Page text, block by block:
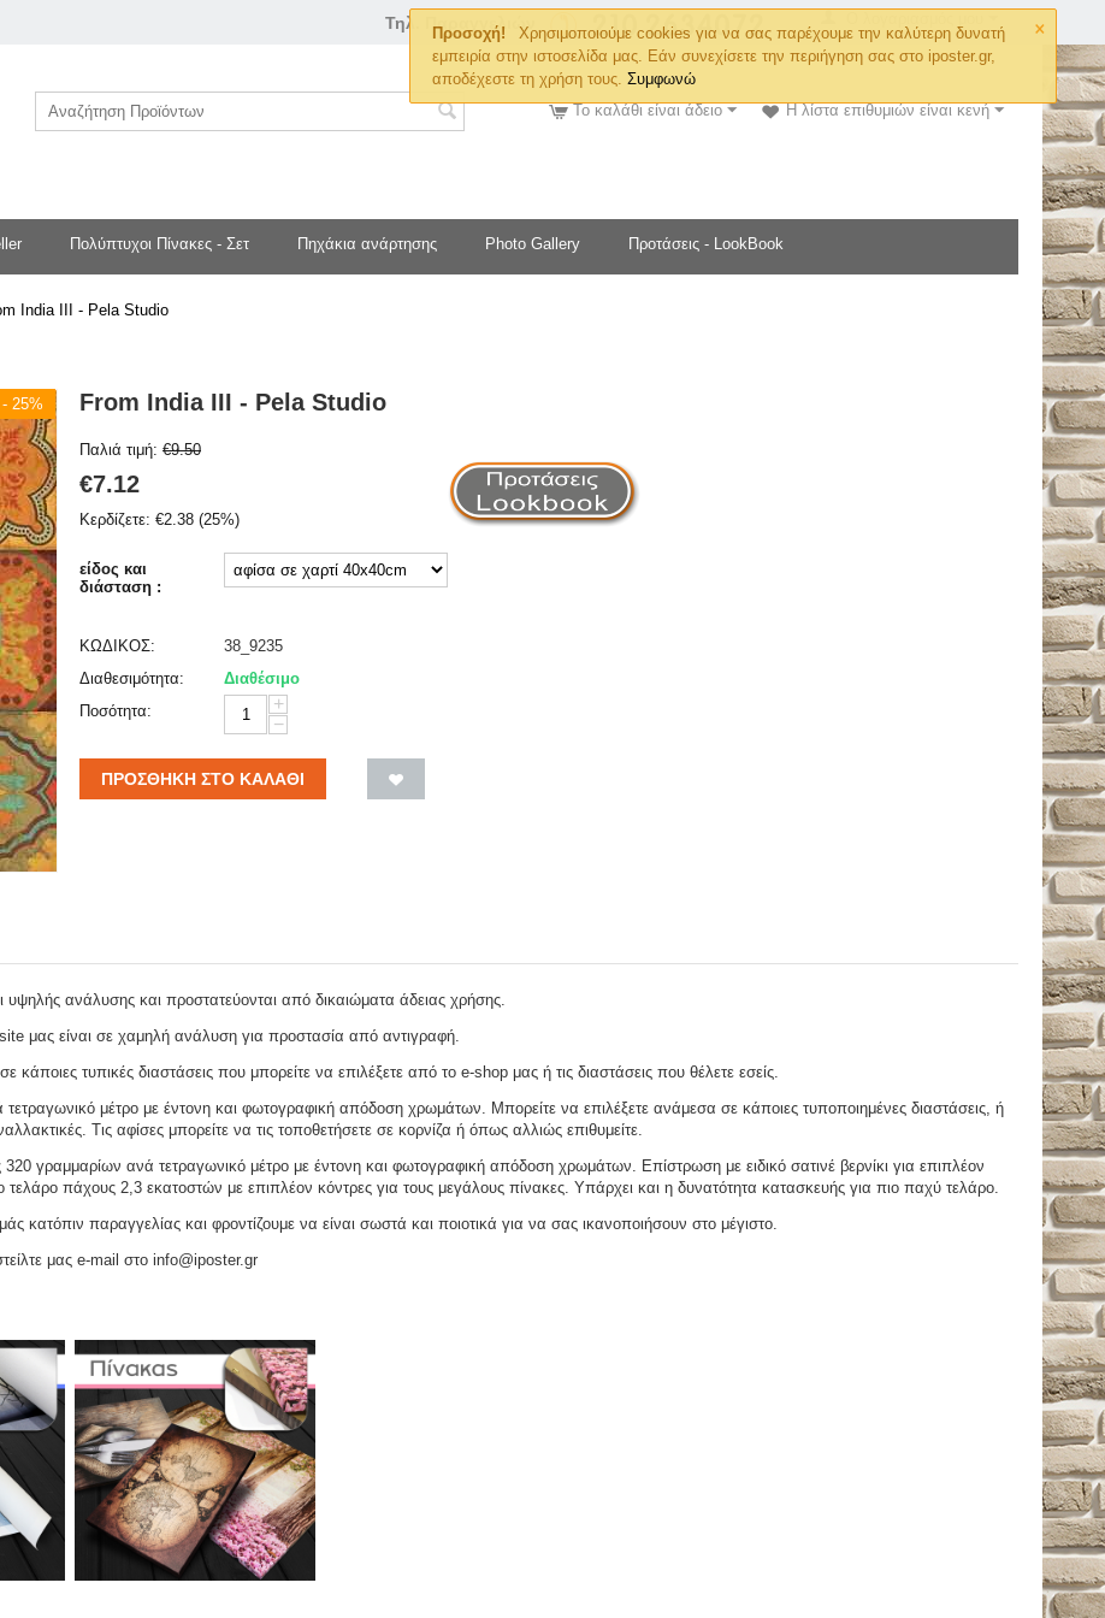
×
Προσοχή!
Χρησιμοποιούμε cookies για να σας παρέχουμε την καλύτερη δυνατή
εμπειρία στην ιστοσελίδα μας. Εάν συνεχίσετε την περιήγηση σας στο iposter.gr,
αποδέχεστε τη χρήση τους.Συμφωνώ
Τηλ. Παραγγελιών
Η λίστα επιθυμιών είναι κενή
Το καλάθι είναι άδειο
Πολύπτυχοι Πίνακες - Σετ Πηχάκια ανάρτησης Photo Gallery Προτάσεις - LookBook
India III - Pela Studio
25% From India III - Pela Studio
Παλιά τιμή: €9.50
€7.12
Κερδίζετε: €2.38 (25%)
είδος και
διάσταση :
ΚΩΔΙΚΟΣ:
38_9235
Διαθεσιμότητα:
Διαθέσιμο
Ποσότητα:
+
−
ΠΡΟΣΘΉΚΗ ΣΤΟ ΚΑΛΆΘΙ
ανάλυσης και προστατεύονται από δικαιώματα άδειας χρήσης.
μας είναι σε χαμηλή ανάλυση για προστασία από αντιγραφή.
τυπικές διαστάσεις που μπορείτε να επιλέξετε από το e-shop μας ή τις διαστάσεις που θέλετε εσείς.
μέτρο με έντονη και φωτογραφική απόδοση χρωμάτων. Μπορείτε να επιλέξετε ανάμεσα σε κάποιες τυποποιημένες διαστάσεις, ή
Τις αφίσες μπορείτε να τις τοποθετήσετε σε κορνίζα ή όπως αλλιώς επιθυμείτε.
γραμμαρίων ανά τετραγωνικό μέτρο με έντονη και φωτογραφική απόδοση χρωμάτων. Επίστρωση με ειδικό σατινέ βερνίκι για επιπλέον
τελάρο πάχους 2,3 εκατοστών με επιπλέον κόντρες για τους μεγάλους πίνακες. Υπάρχει και η δυνατότητα κατασκευής για πιο παχύ τελάρο.
κατόπιν παραγγελίας και φροντίζουμε να είναι σωστά και ποιοτικά για να σας ικανοποιήσουν στο μέγιστο.
μας e-mail στο info@iposter.gr